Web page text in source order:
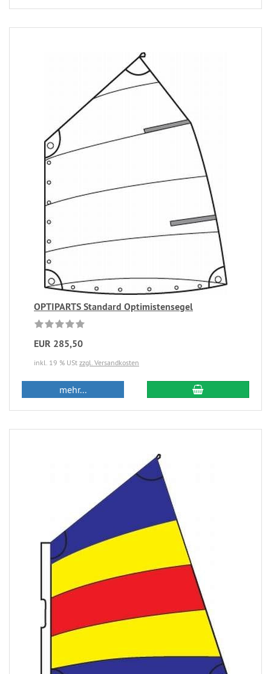
OPTIPARTS Standard Optimistensegel
EUR 285,50
inkl. 19 % USt zzgl. Versandkosten
mehr...